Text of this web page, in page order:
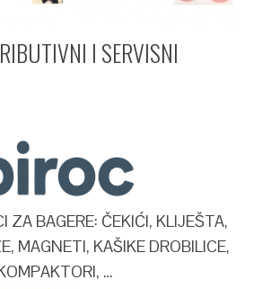
I SERVISNI
ZA BAGERE: ČEKIĆI, KLIJEŠTA,
MAGNETI, KAŠIKE DROBILICE,
…